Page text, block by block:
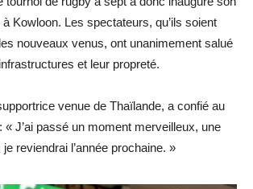
Kowloon. Les spectateurs, qu’ils soient
nouveaux venus, ont unanimement salué
et leur propreté.
venue de Thaïlande, a confié au
« J’ai passé un moment merveilleux, une
reviendrai l’année prochaine. »